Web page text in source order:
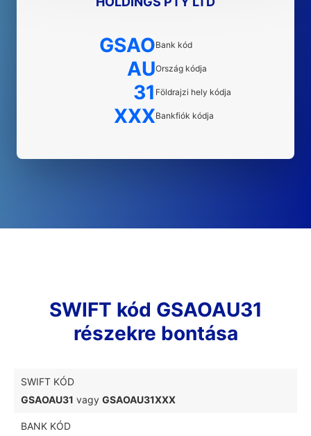
GSAOBank kód
AUOrszág kódja
31 Földrajzi hely kódja
XXXBankfiók kódja
SWIFT kód GSAOAU31
részekre bontása
SWIFT KÓD
GSAOAU31 vagy GSAOAU31XXX
BANK KÓD